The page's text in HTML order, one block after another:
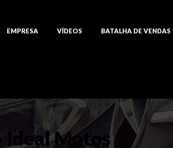
EMPRESA VÍDEOS BATALHA DE VENDAS
» Ideal Motos